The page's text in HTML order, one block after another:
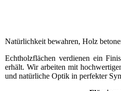
Natürlichkeit bewahren, Holz
Echtholzflächen verdienen ein
erhält. Wir arbeiten mit
und natürliche Optik in perfekter